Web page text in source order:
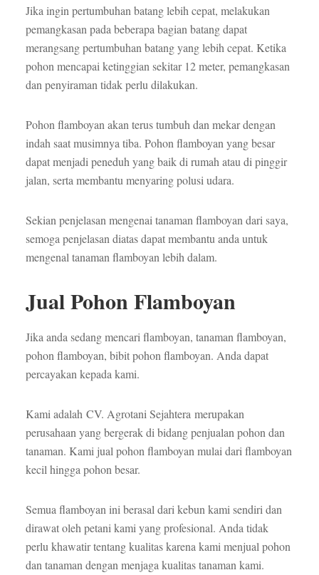
Jika ingin pertumbuhan batang lebih cepat, melakukan
pemangkasan pada beberapa bagian batang dapat
merangsang pertumbuhan batang yang lebih cepat. Ketika
pohon mencapai ketinggian sekitar 12 meter, pemangkasan
dan penyiraman tidak perlu dilakukan.
Pohon flamboyan akan terus tumbuh dan mekar dengan
indah saat musimnya tiba. Pohon flamboyan yang besar
dapat menjadi peneduh yang baik di rumah atau di pinggir
jalan, serta membantu menyaring polusi udara.
Sekian penjelasan mengenai tanaman flamboyan dari saya,
semoga penjelasan diatas dapat membantu anda untuk
mengenal tanaman flamboyan lebih dalam.
Jual Pohon Flamboyan
Jika anda sedang mencari flamboyan, tanaman flamboyan,
pohon flamboyan, bibit pohon flamboyan. Anda dapat
percayakan kepada kami.
Kami adalah CV. Agrotani Sejahtera merupakan
perusahaan yang bergerak di bidang penjualan pohon dan
tanaman. Kami jual pohon flamboyan mulai dari flamboyan
kecil hingga pohon besar.
Semua flamboyan ini berasal dari kebun kami sendiri dan
dirawat oleh petani kami yang profesional. Anda tidak
perlu khawatir tentang kualitas karena kami menjual pohon
dan tanaman dengan menjaga kualitas tanaman kami.